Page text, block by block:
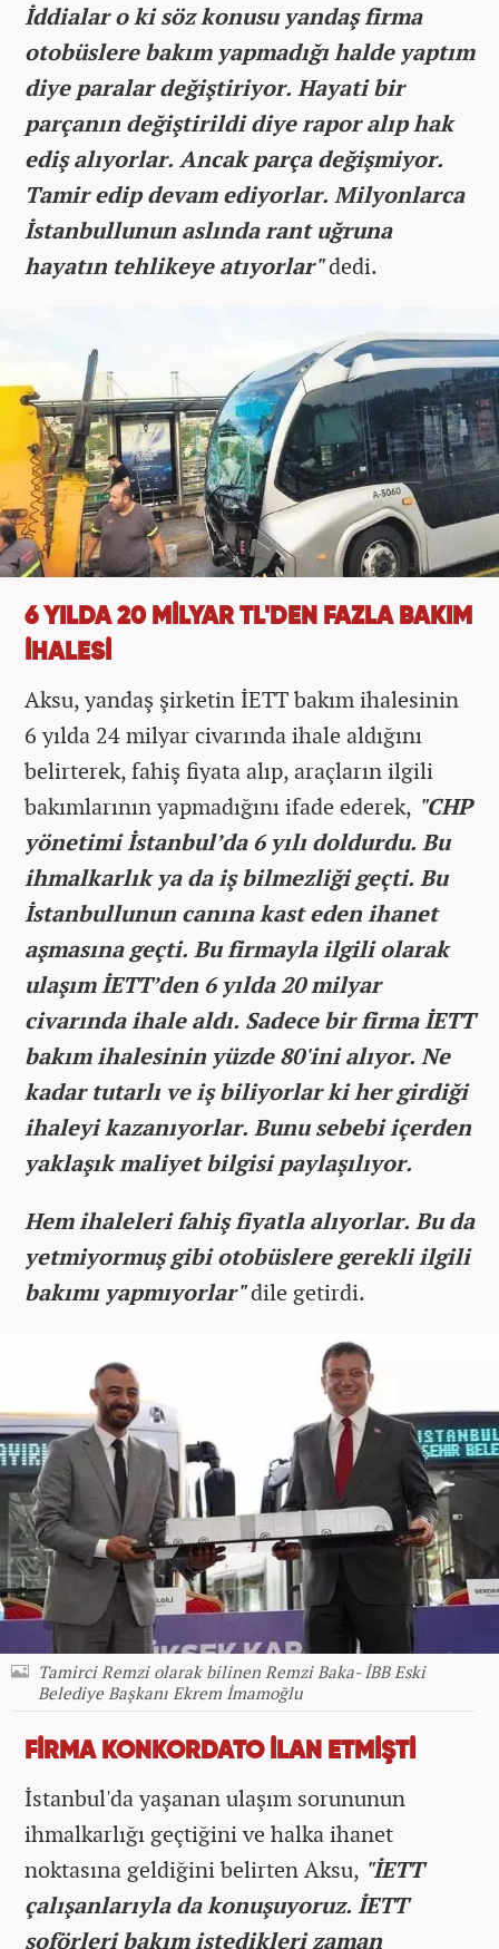
İddialar o ki söz konusu yandaş firma
otobüslere bakım yapmadığı halde yaptım
diye paralar değiştiriyor. Hayati bir
parçanın değiştirildi diye rapor alıp hak
ediş alıyorlar. Ancak parça değişmiyor.
Tamir edip devam ediyorlar. Milyonlarca
İstanbullunun aslında rant uğruna
hayatın tehlikeye atıyorlar"dedi.
6 YILDA 20 MİLYAR TL'DEN FAZLA BAKIM
İHALESİ
Aksu, yandaş şirketin İETT bakım ihalesinin
6 yılda 24 milyar civarında ihale aldığını
belirterek, fahiş fiyata alıp, araçların ilgili
bakımlarının yapmadığını ifade ederek, "CHP
yönetimi İstanbul’da 6 yılı doldurdu. Bu
ihmalkarlık ya da iş bilmezliği geçti. Bu
İstanbullunun canına kast eden ihanet
aşmasına geçti. Bu firmayla ilgili olarak
ulaşım İETT’den 6 yılda 20 milyar
civarında ihale aldı. Sadece bir firma İETT
bakım ihalesinin yüzde 80'ini alıyor. Ne
kadar tutarlı ve iş biliyorlar ki her girdiği
ihaleyi kazanıyorlar. Bunu sebebi içerden
yaklaşık maliyet bilgisi paylaşılıyor.
Hem ihaleleri fahiş fiyatla alıyorlar. Bu da
yetmiyormuş gibi otobüslere gerekli ilgili
bakımı yapmıyorlar"dile getirdi.
Tamirci Remzi olarak bilinen Remzi Baka- İBB Eski
Belediye Başkanı Ekrem İmamoğlu
FİRMA KONKORDATO İLAN ETMİŞTİ
İstanbul'da yaşanan ulaşım sorununun
ihmalkarlığı geçtiğini ve halka ihanet
noktasına geldiğini belirten Aksu, "İETT
çalışanlarıyla da konuşuyoruz. İETT
şoförleri bakım istedikleri zaman